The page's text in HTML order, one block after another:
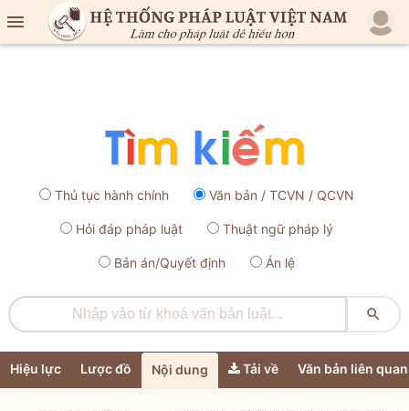

Thủ tục hành chính Văn bản / TCVN / QCVN
Hỏi đáp pháp luật Thuật ngữ pháp lý
Bản án/Quyết định Án lệ

Hiệu lực Lược đồ Nội dung Tải về Văn bản liên quan